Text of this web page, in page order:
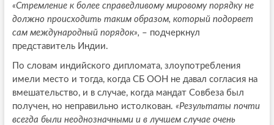
«Стремление к более справедливому мировому порядку не
должно происходить таким образом, который подорвет
сам международный порядок», – подчеркнул
представитель Индии.
По словам индийского дипломата, злоупотребления
имели место и тогда, когда СБ ООН не давал согласия на
вмешательство, и в случае, когда мандат Совбеза был
получен, но неправильно истолкован. «Результаты почти
всегда были неоднозначными и в лучшем случае очень